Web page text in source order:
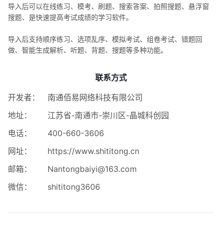
导入后可以在线练习、模考、刷题、搜索答案、拍照搜题、悬浮窗
搜题、是快速提高考试成绩的学习软件。
导入后支持顺序练习、选项乱序、模拟考试、组卷考试、错题回
做、智能生成解析、听题、背题、搜题等多种功能。
联系方式
开发者：
南通佰易网络科技有限公司
地址：
江苏省-南通市-崇川区-晶城科创园
电话：
400-660-3606
网址：
https://www.shititong.cn
邮箱：
Nantongbaiyi@163.com
微信：
shititong3606